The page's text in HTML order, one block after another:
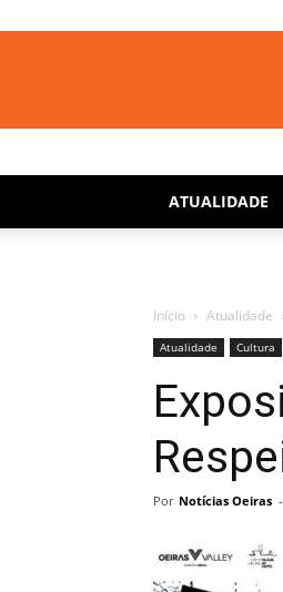
ATUALIDADE
Início Atualidade
Atualidade Cultura
Por Notícias Oeiras -